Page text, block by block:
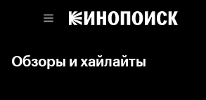
Обзоры и хайлайты